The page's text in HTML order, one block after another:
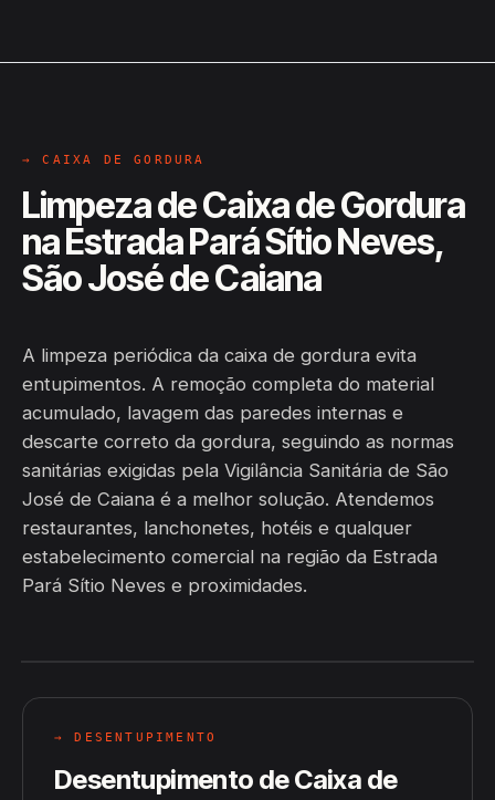
→ CAIXA DE GORDURA
Limpeza de Caixa de Gordura
na Estrada Pará Sítio Neves,
São José de Caiana
A limpeza periódica da caixa de gordura evita
entupimentos. A remoção completa do material
acumulado, lavagem das paredes internas e
descarte correto da gordura, seguindo as normas
sanitárias exigidas pela Vigilância Sanitária de São
José de Caiana é a melhor solução. Atendemos
restaurantes, lanchonetes, hotéis e qualquer
estabelecimento comercial na região da Estrada
Pará Sítio Neves e proximidades.
→ DESENTUPIMENTO
Desentupimento de Caixa de